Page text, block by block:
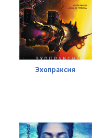
Эхопраксия